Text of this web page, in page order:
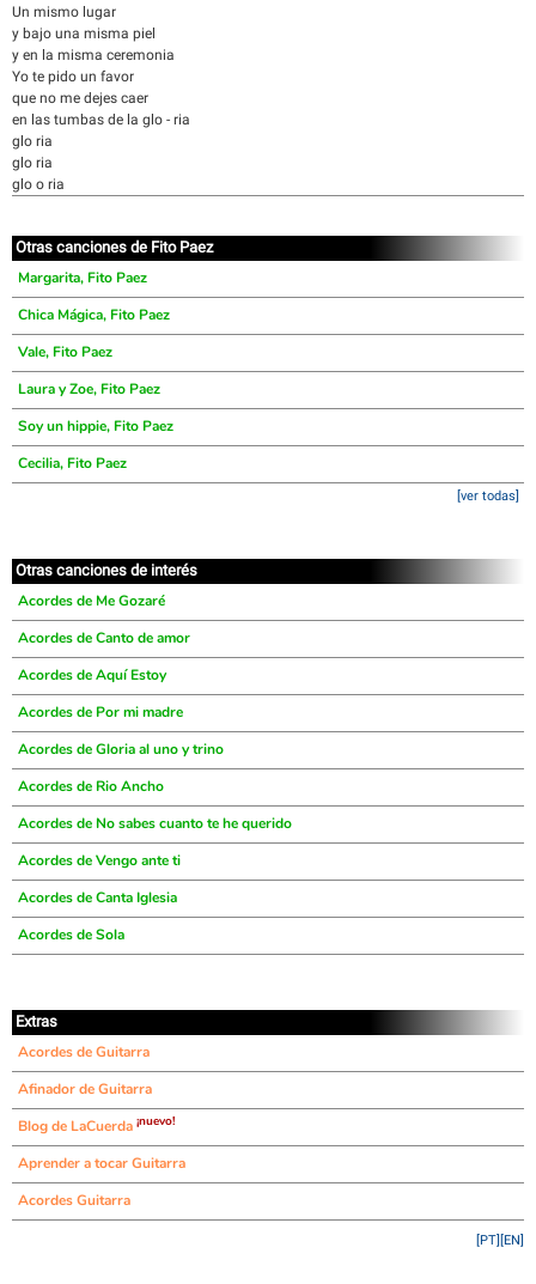
Un mismo lugar
y bajo una misma piel
y en la misma ceremonia
Yo te pido un favor
que no me dejes caer
en las tumbas de la glo - ria
glo ria
glo ria
glo o ria
Otras canciones de Fito Paez
Margarita, Fito Paez
Chica Mágica, Fito Paez
Vale, Fito Paez
Laura y Zoe, Fito Paez
Soy un hippie, Fito Paez
Cecilia, Fito Paez
[ver todas]
Otras canciones de interés
Acordes de Me Gozaré
Acordes de Canto de amor
Acordes de Aquí Estoy
Acordes de Por mi madre
Acordes de Gloria al uno y trino
Acordes de Rio Ancho
Acordes de No sabes cuanto te he querido
Acordes de Vengo ante ti
Acordes de Canta Iglesia
Acordes de Sola
Extras
Acordes de Guitarra
Afinador de Guitarra
Blog de LaCuerda ¡nuevo!
Aprender a tocar Guitarra
Acordes Guitarra
[EN]
[PT]